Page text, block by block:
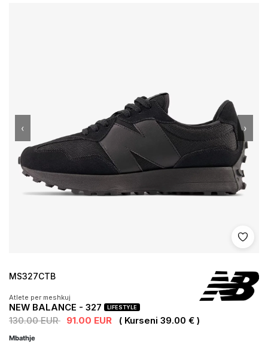
Shto
‹ ›
MS327CTB
Atlete per meshkuj
NEW BALANCE - 327 LIFESTYLE
130.00 EUR 91.00 EUR ( Kurseni 39.00 € )
Mbathje